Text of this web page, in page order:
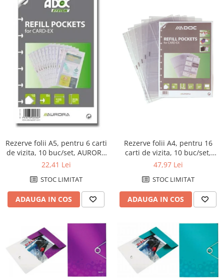
Rezerve folii A5, pentru 6 carti
de vizita, 10 buc/set, AURORA
Adoc
22,41 Lei
STOC LIMITAT
ADAUGA IN COS
Rezerve folii A4, pentru 16
carti de vizita, 10 buc/set,
AURORA Adoc
47,97 Lei
STOC LIMITAT
ADAUGA IN COS